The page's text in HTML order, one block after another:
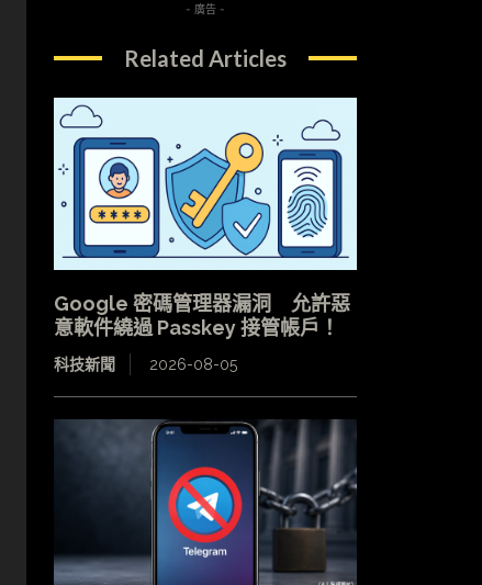
- 廣告 -
Related Articles
Google 密碼管理器漏洞 允許惡
意軟件繞過 Passkey 接管帳戶！
科技新聞 2026-08-05